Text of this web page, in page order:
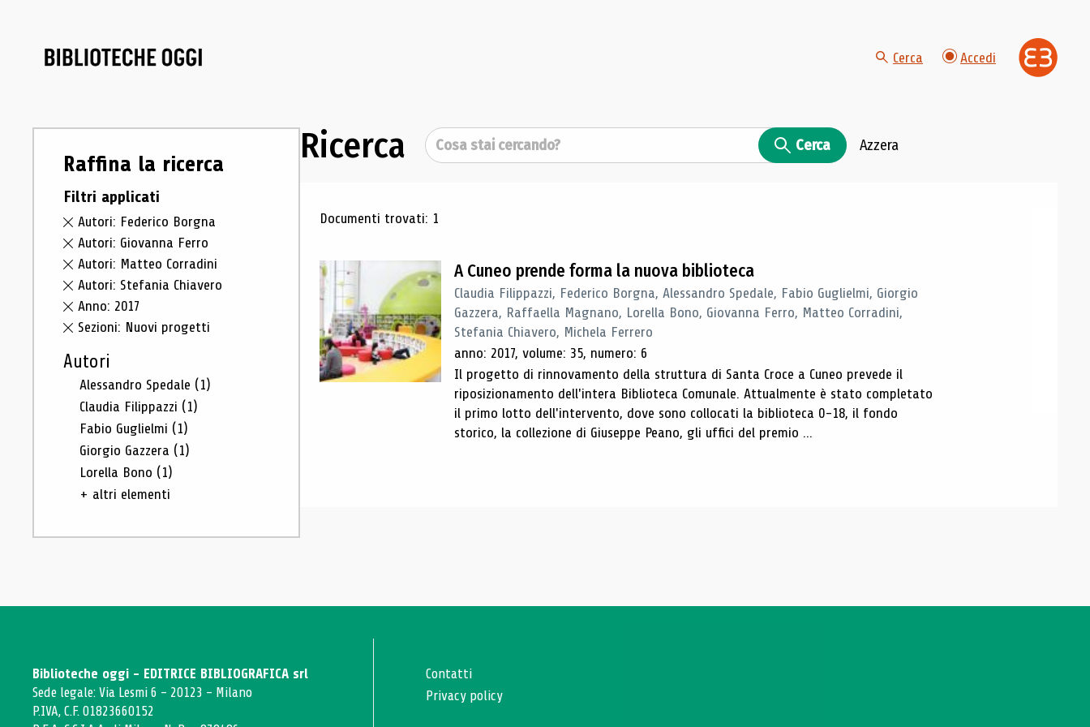
Cerca Accedi
Raffina la ricerca
Filtri applicati
Autori: Federico Borgna
Autori: Giovanna Ferro
Autori: Matteo Corradini
Autori: Stefania Chiavero
Anno: 2017
Sezioni: Nuovi progetti
Autori
Alessandro Spedale (1)
Claudia Filippazzi (1)
Fabio Guglielmi (1)
Giorgio Gazzera (1)
Lorella Bono (1)
+ altri elementi
Ricerca Cerca Cerca Azzera
Risultati di ricerca
Documenti trovati: 1
A Cuneo prende forma la nuova biblioteca
Claudia Filippazzi, Federico Borgna, Alessandro Spedale, Fabio Guglielmi, Giorgio
Gazzera, Raffaella Magnano, Lorella Bono, Giovanna Ferro, Matteo Corradini,
Stefania Chiavero, Michela Ferrero
anno: 2017, volume: 35, numero: 6
Il progetto di rinnovamento della struttura di Santa Croce a Cuneo prevede il
riposizionamento dell'intera Biblioteca Comunale. Attualmente è stato completato
il primo lotto dell'intervento, dove sono collocati la biblioteca 0-18, il fondo
storico, la collezione di Giuseppe Peano, gli uffici del premio ...
Biblioteche oggi - EDITRICE BIBLIOGRAFICA srl
Sede legale: Via Lesmi 6 - 20123 - Milano
P.IVA, C.F. 01823660152
Contatti
Privacy policy